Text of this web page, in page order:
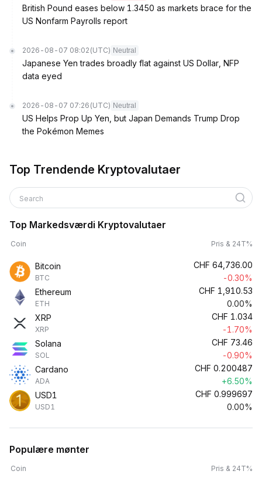
British Pound eases below 1.3450 as markets brace for the
US Nonfarm Payrolls report
2026-08-07 08:02 (UTC) Neutral
Japanese Yen trades broadly flat against US Dollar, NFP
data eyed
2026-08-07 07:26 (UTC) Neutral
US Helps Prop Up Yen, but Japan Demands Trump Drop
the Pokémon Memes
Top Trendende Kryptovalutaer
Search
Top Markedsværdi Kryptovalutaer
Coin Pris & 24T%
Bitcoin
BTC
CHF 64,736.00
-0.30%
Ethereum
ETH
CHF 1,910.53
0.00%
XRP
XRP
CHF 1.034
-1.70%
Solana
SOL
CHF 73.46
-0.90%
Cardano
ADA
CHF 0.200487
+6.50%
USD1
USD1
CHF 0.999697
0.00%
Populære mønter
Coin Pris & 24T%